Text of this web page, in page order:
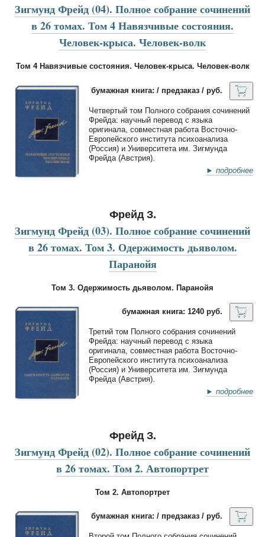
Зигмунд Фрейд (04). Полное собрание сочинений
в 26 томах. Том 4 Навязчивые состояния.
Человек-крыса. Человек-волк
Том 4 Навязчивые состояния. Человек-крыса. Человек-волк
бумажная книга: / предзаказ / руб.
Четвертый том Полного собрания сочинений
Фрейда: научный перевод с языка
оригинала, совместная работа Восточно-
Европейского института психоанализа
(Россия) и Университета им. Зигмунда
Фрейда (Австрия).
► подробнее
Фрейд З.
Зигмунд Фрейд (03). Полное собрание сочинений
в 26 томах. Том 3. Одержимость дьяволом.
Паранойя
Том 3. Одержимость дьяволом. Паранойя
бумажная книга: 1240 руб.
Третий том Полного собрания сочинений
Фрейда: научный перевод с языка
оригинала, совместная работа Восточно-
Европейского института психоанализа
(Россия) и Университета им. Зигмунда
Фрейда (Австрия).
► подробнее
Фрейд З.
Зигмунд Фрейд (02). Полное собрание сочинений
в 26 томах. Том 2. Автопортрет
Том 2. Автопортрет
бумажная книга: / предзаказ / руб.